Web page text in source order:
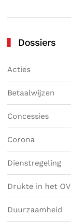
Dossiers
Acties
Betaalwijzen
Concessies
Corona
Dienstregeling
Drukte in het OV
Duurzaamheid